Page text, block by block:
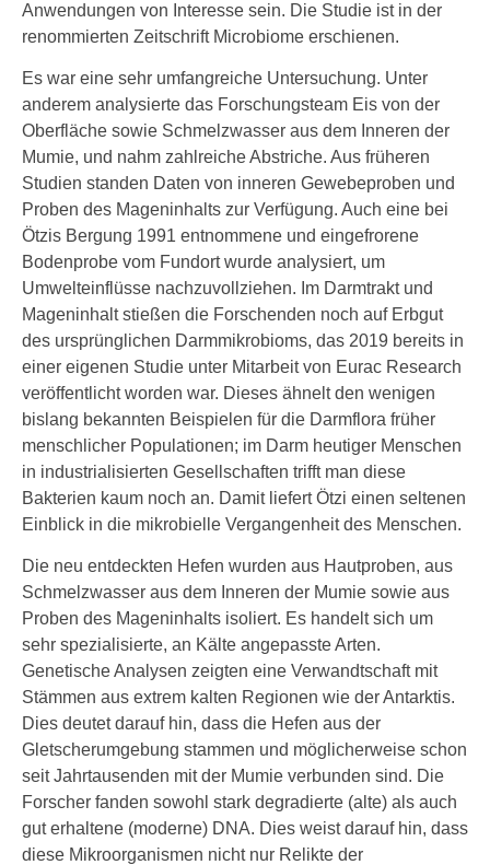
Anwendungen von Interesse sein. Die Studie ist in der
renommierten Zeitschrift Microbiome erschienen.
Es war eine sehr umfangreiche Untersuchung. Unter
anderem analysierte das Forschungsteam Eis von der
Oberfläche sowie Schmelzwasser aus dem Inneren der
Mumie, und nahm zahlreiche Abstriche. Aus früheren
Studien standen Daten von inneren Gewebeproben und
Proben des Mageninhalts zur Verfügung. Auch eine bei
Ötzis Bergung 1991 entnommene und eingefrorene
Bodenprobe vom Fundort wurde analysiert, um
Umwelteinflüsse nachzuvollziehen. Im Darmtrakt und
Mageninhalt stießen die Forschenden noch auf Erbgut
des ursprünglichen Darmmikrobioms, das 2019 bereits in
einer eigenen Studie unter Mitarbeit von Eurac Research
veröffentlicht worden war. Dieses ähnelt den wenigen
bislang bekannten Beispielen für die Darmflora früher
menschlicher Populationen; im Darm heutiger Menschen
in industrialisierten Gesellschaften trifft man diese
Bakterien kaum noch an. Damit liefert Ötzi einen seltenen
Einblick in die mikrobielle Vergangenheit des Menschen.
Die neu entdeckten Hefen wurden aus Hautproben, aus
Schmelzwasser aus dem Inneren der Mumie sowie aus
Proben des Mageninhalts isoliert. Es handelt sich um
sehr spezialisierte, an Kälte angepasste Arten.
Genetische Analysen zeigten eine Verwandtschaft mit
Stämmen aus extrem kalten Regionen wie der Antarktis.
Dies deutet darauf hin, dass die Hefen aus der
Gletscherumgebung stammen und möglicherweise schon
seit Jahrtausenden mit der Mumie verbunden sind. Die
Forscher fanden sowohl stark degradierte (alte) als auch
gut erhaltene (moderne) DNA. Dies weist darauf hin, dass
diese Mikroorganismen nicht nur Relikte der